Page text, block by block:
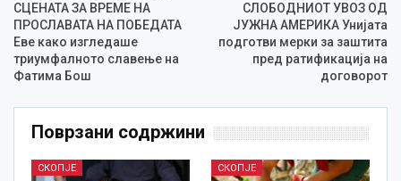
СЦЕНАТА ЗА ВРЕМЕ НА
ПРОСЛАВАТА НА ПОБЕДАТА
Еве како изгледаше
триумфалното славење на
Фатима Бош
СЛОБОДНИОТ УВОЗ ОД
ЈУЖНА АМЕРИКА Унијата
подготви мерки за заштита
пред ратификација на
договорот
Поврзани содржини
СКОПЈЕ СКОПЈЕ